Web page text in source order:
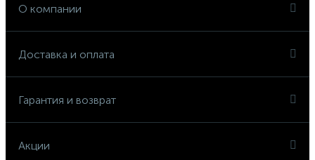
О компании
Доставка и оплата
Гарантия и возврат
Акции